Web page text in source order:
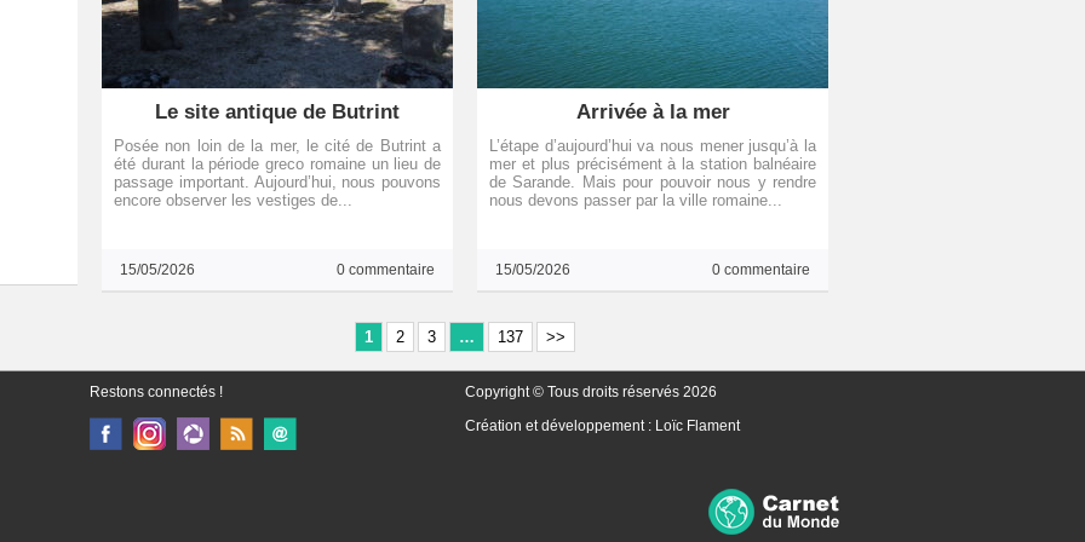
Le site antique de Butrint
Posée non loin de la mer, le cité de Butrint a
été durant la période greco romaine un lieu de
passage important. Aujourd’hui, nous pouvons
encore observer les vestiges de...
15/05/2026 0 commentaire
Arrivée à la mer
L’étape d’aujourd’hui va nous mener jusqu’à la
mer et plus précisément à la station balnéaire
de Sarande. Mais pour pouvoir nous y rendre
nous devons passer par la ville romaine...
15/05/2026 0 commentaire
1 2 3 … 137 >>
Restons connectés !
Copyright © Tous droits réservés 2026
Création et développement : Loïc Flament